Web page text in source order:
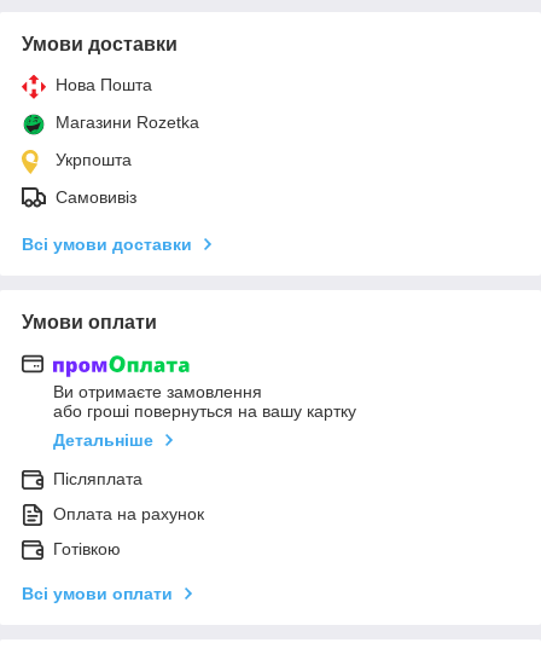
Умови доставки
Нова Пошта
Магазини Rozetka
Укрпошта
Самовивіз
Всі умови доставки
Умови оплати
Ви отримаєте замовлення
або гроші повернуться на вашу картку
Детальніше
Післяплата
Оплата на рахунок
Готівкою
Всі умови оплати